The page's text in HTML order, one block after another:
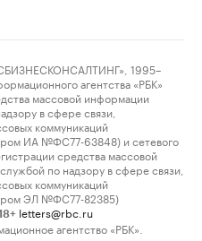
1995–
агентства «РБК»
массовой информации
в сфере связи,
коммуникаций
ИА №ФС77-63848) и сетевого
средства массовой
по надзору в сфере связи,
коммуникаций
ЭЛ №ФС77-82385)
letters@rbc.ru
агентство «РБК».